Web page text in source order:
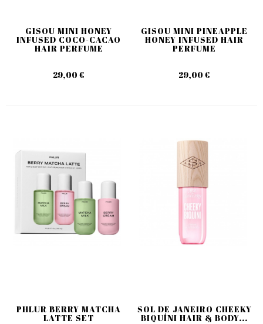
GISOU MINI HONEY
INFUSED COCO-CACAO
HAIR PERFUME
29,00 €
GISOU MINI PINEAPPLE
HONEY INFUSED HAIR
PERFUME
29,00 €
PHLUR BERRY MATCHA
LATTE SET
SOL DE JANEIRO CHEEKY
BIQUÍNI HAIR & BODY...